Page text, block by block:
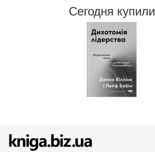
Сегодня купили